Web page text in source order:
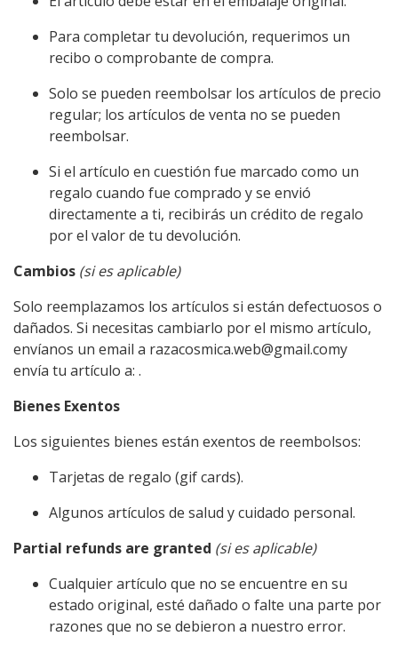
Para completar tu devolución, requerimos un
recibo o comprobante de compra.
Solo se pueden reembolsar los artículos de precio
regular; los artículos de venta no se pueden
reembolsar.
Si el artículo en cuestión fue marcado como un
regalo cuando fue comprado y se envió
directamente a ti, recibirás un crédito de regalo
por el valor de tu devolución.
Cambios (si es aplicable)
Solo reemplazamos los artículos si están defectuosos o
dañados. Si necesitas cambiarlo por el mismo artículo,
envíanos un email a razacosmica.web@gmail.comy
envía tu artículo a: .
Bienes Exentos
Los siguientes bienes están exentos de reembolsos:
Tarjetas de regalo (gif cards).
Algunos artículos de salud y cuidado personal.
Partial refunds are granted (si es aplicable)
Cualquier artículo que no se encuentre en su
estado original, esté dañado o falte una parte por
razones que no se debieron a nuestro error.